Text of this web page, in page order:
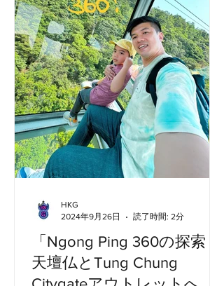
「Ngong Ping 360の探索：
天壇仏とTung Chung
HKG
2024年9月26日
読了時間: 2分